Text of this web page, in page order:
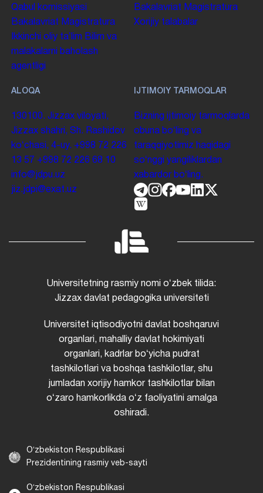
Qabul komissiyasi
Bakalavriat Magistratura
Ikkinchi oliy taʼlim Bilim va
malakalarni baholash
agentligi
Bakalavriat Magistratura
Xorijiy talabalar
ALOQA
130100. Jizzax viloyati,
Jizzax shahri, Sh. Rashidov
koʻchasi, 4-uy. +998 72 226
13 57 +998 72 226 68 10
info@jdpu.uz
jiz.jdpi@exat.uz
IJTIMOIY TARMOQLAR
Bizning ijtimoiy tarmoqlarda
obuna boʻling va
taraqqiyotimiz haqidagi
soʻnggi yangiliklardan
xabardor boʻling.
Universitetning rasmiy nomi oʻzbek tilida:
Jizzax davlat pedagogika universiteti
Universitet iqtisodiyotni davlat boshqaruvi
organlari, mahalliy davlat hokimiyati
organlari, kadrlar boʻyicha pudrat
tashkilotlari va boshqa tashkilotlar, shu
jumladan xorijiy hamkor tashkilotlar bilan
oʻzaro hamkorlikda oʻz faoliyatini amalga
oshiradi.
Oʻzbekiston Respublikasi
Prezidentining rasmiy veb-sayti
Oʻzbekiston Respublikasi